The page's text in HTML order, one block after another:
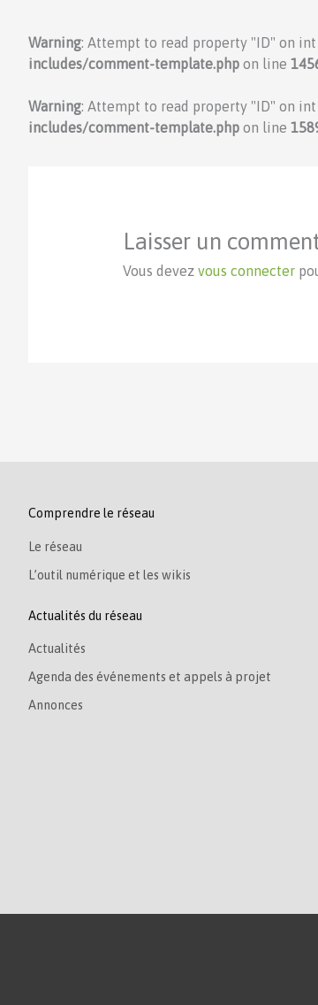
Warning: Attempt to read property "ID" on
includes/comment-template.php on line
Warning: Attempt to read property "ID" on
includes/comment-template.php on line
Laisser un
Vous devez vous connecter
Comprendre le réseau
Le réseau
L’outil numérique et les wikis
Actualités du réseau
Actualités
Agenda des événements et appels à projet
Annonces